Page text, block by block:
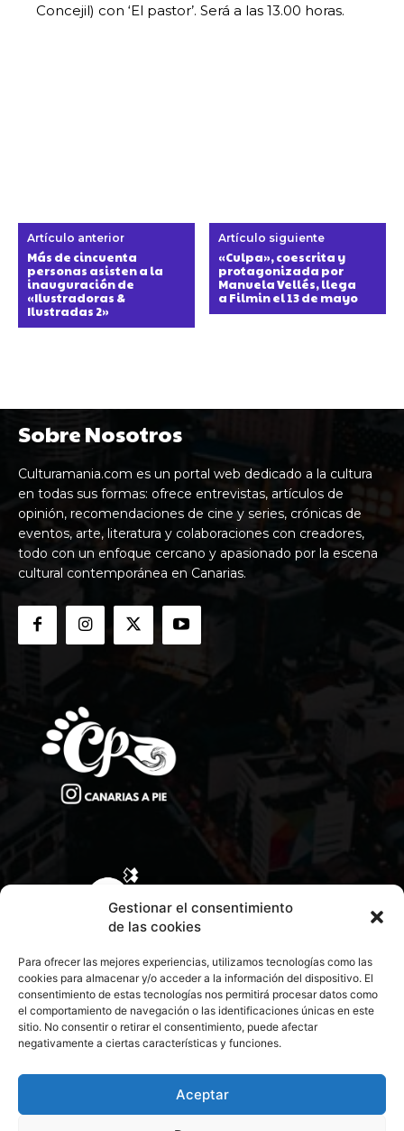
Gestionar el consentimiento
de las cookies
Para ofrecer las mejores experiencias, utilizamos tecnologías como las
cookies para almacenar y/o acceder a la información del dispositivo. El
consentimiento de estas tecnologías nos permitirá procesar datos como
el comportamiento de navegación o las identificaciones únicas en este
sitio. No consentir o retirar el consentimiento, puede afectar
negativamente a ciertas características y funciones.
Aceptar
Concejil) con ‘El pastor’. Será a las 13.00 horas.
Artículo anterior
Más de cincuenta
personas asisten a la
inauguración de
«Ilustradoras &
Ilustradas 2»
Artículo siguiente
«Culpa», coescrita y
protagonizada por
Manuela Vellés, llega
a Filmin el 13 de mayo
Sobre Nosotros
Culturamania.com es un portal web dedicado a la cultura
en todas sus formas: ofrece entrevistas, artículos de
opinión, recomendaciones de cine y series, crónicas de
eventos, arte, literatura y colaboraciones con creadores,
todo con un enfoque cercano y apasionado por la escena
cultural contemporánea en Canarias.
CONTACTA CON NOSOTROS